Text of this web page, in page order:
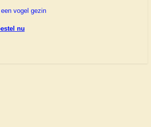
vogel gezin
nu